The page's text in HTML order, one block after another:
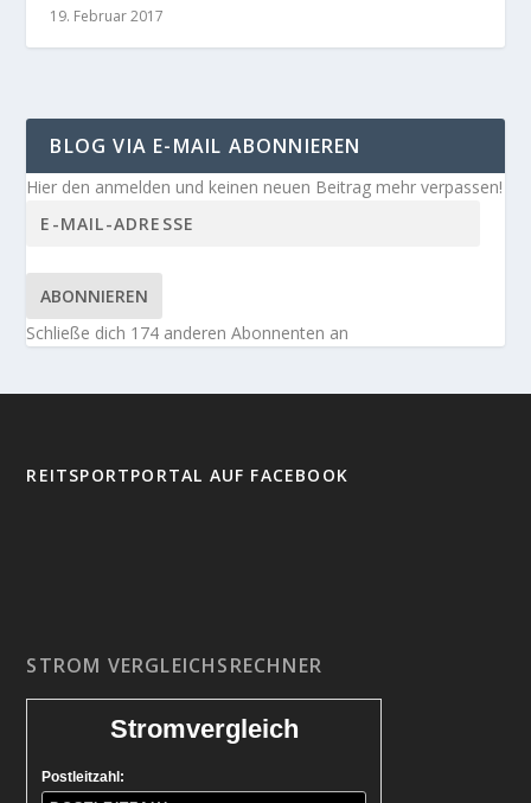
19. Februar 2017
BLOG VIA E-MAIL ABONNIEREN
Hier den anmelden und keinen neuen Beitrag mehr verpassen!
ABONNIEREN
Schließe dich 174 anderen Abonnenten an
REITSPORTPORTAL AUF FACEBOOK
STROM VERGLEICHSRECHNER
Stromvergleich
Postleitzahl: